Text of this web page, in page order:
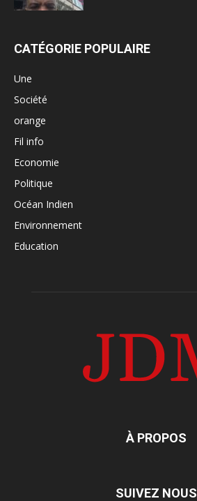
CATÉGORIE POPULAIRE
Une
Société
orange
Fil info
Economie
Politique
Océan Indien
Environnement
Education
À PROPOS
SUIVEZ NOUS